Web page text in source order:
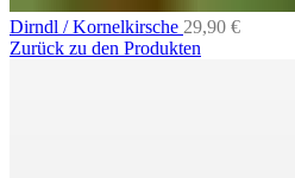
Dirndl / Kornelkirsche 29,90 €
Zurück zu den Produkten